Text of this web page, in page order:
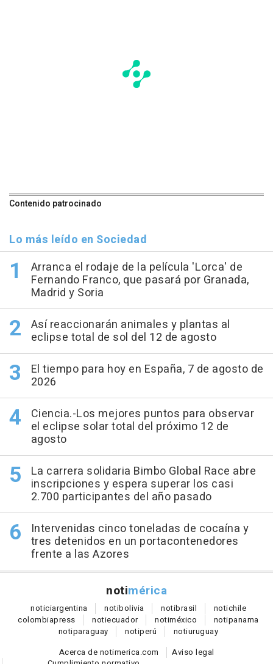
Contenido patrocinado
Lo más leído en Sociedad
Arranca el rodaje de la película 'Lorca' de
Fernando Franco, que pasará por Granada,
Madrid y Soria
Así reaccionarán animales y plantas al
eclipse total de sol del 12 de agosto
El tiempo para hoy en España, 7 de agosto de
2026
Ciencia.-Los mejores puntos para observar
el eclipse solar total del próximo 12 de
agosto
La carrera solidaria Bimbo Global Race abre
inscripciones y espera superar los casi
2.700 participantes del año pasado
Intervenidas cinco toneladas de cocaína y
tres detenidos en un portacontenedores
frente a las Azores
notimérica
noticiargentina notibolivia notibrasil notichile
colombiapress notiecuador notiméxico notipanama
notiparaguay notiperú notiuruguay
Acerca de notimerica.com
Aviso legal